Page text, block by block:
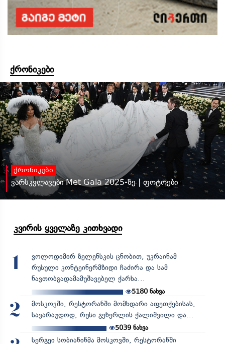
ქრონიკები
ქრონიკები
ვარსკვლავები Met Gala 2025-ზე | ფოტოები
კვირის ყველაზე კითხვადი
1
ვოლოდიმირ ზელენსკის ცნობით, უკრაინამ
რუსული კონტეინერმზიდი ჩაძირა და სამ
ნავთობგადამამუშავებელ ქარხა...
5180ნახვა
2
მოსკოვში, რესტორანში მომხდარი აფეთქებისას,
სავარაუდოდ, რუსი გენერლის ქალიშვილი და...
5039ნახვა
სერგეი სობიანინმა მოსკოვში, რესტორანში